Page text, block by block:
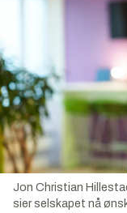
Jon Christian
sier selskapet nå